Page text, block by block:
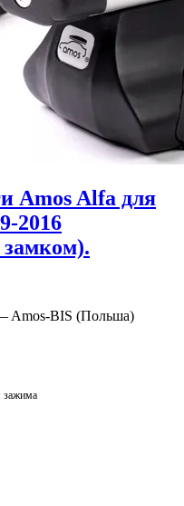
Amos Alfa для
2016
Amos-BIS (Польша)
зажима